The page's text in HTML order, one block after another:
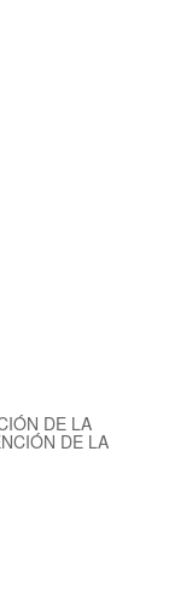
DE LA
DE LA